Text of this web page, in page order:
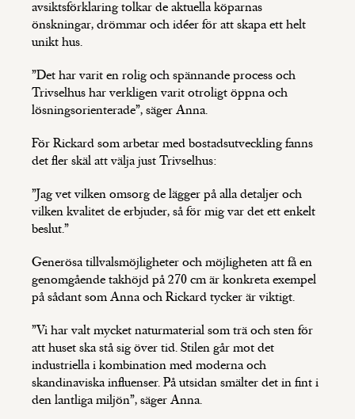
avsiktsförklaring tolkar de aktuella köparnas
önskningar, drömmar och idéer för att skapa ett helt
unikt hus.
”Det har varit en rolig och spännande process och
Trivselhus har verkligen varit otroligt öppna och
lösningsorienterade”, säger Anna.
För Rickard som arbetar med bostadsutveckling fanns
det fler skäl att välja just Trivselhus:
”Jag vet vilken omsorg de lägger på alla detaljer och
vilken kvalitet de erbjuder, så för mig var det ett enkelt
beslut.”
Generösa tillvalsmöjligheter och möjligheten att få en
genomgående takhöjd på 270 cm är konkreta exempel
på sådant som Anna och Rickard tycker är viktigt.
”Vi har valt mycket naturmaterial som trä och sten för
att huset ska stå sig över tid. Stilen går mot det
industriella i kombination med moderna och
skandinaviska influenser. På utsidan smälter det in fint i
den lantliga miljön”, säger Anna.